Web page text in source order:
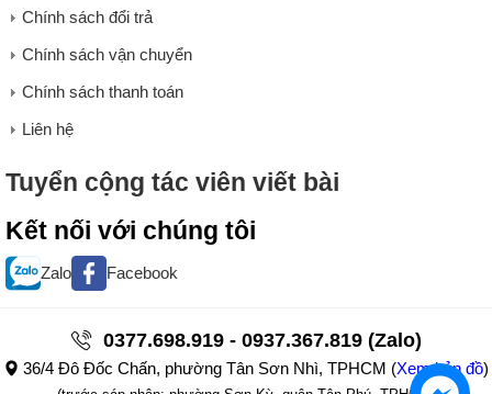
Chính sách đổi trả
Chính sách vận chuyển
Chính sách thanh toán
Liên hệ
Tuyển cộng tác viên viết bài
Kết nối với chúng tôi
Zalo Facebook
0377.698.919 - 0937.367.819 (Zalo)
36/4 Đô Đốc Chấn, phường Tân Sơn Nhì, TPHCM (Xem bản đồ)